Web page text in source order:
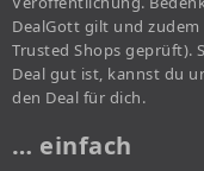
DealGott gilt und zudem
Trusted Shops geprüft).
Deal gut ist, kannst du
den Deal für dich.
… einfach